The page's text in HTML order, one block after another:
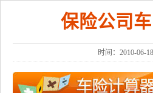
保险公司
时间：2010-06-18